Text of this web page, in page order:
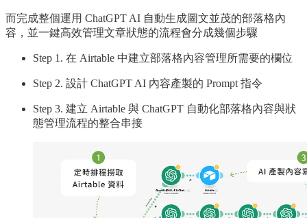
而完成整個運用 ChatGPT AI 自動生成圖文並茂的部落格內
容，並一鍵高效管理文章狀態的流程會分成幾個步驟
Step 1. 在 Airtable 中建立部落格內容管理所需要的欄位
Step 2. 設計 ChatGPT AI 內容產製的 Prompt 指令
Step 3. 建立 Airtable 與 ChatGPT 自動化部落格內容與狀
態管理流程的整合串接